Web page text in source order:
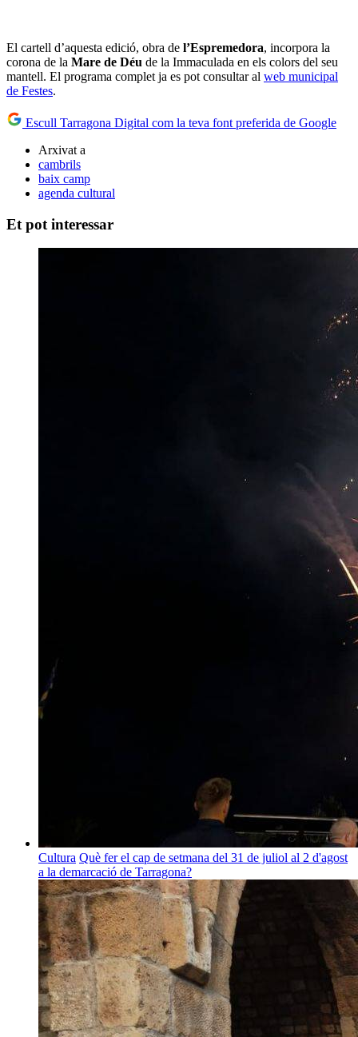
El cartell d’aquesta edició, obra de l’Espremedora, incorpora la
corona de la Mare de Déu de la Immaculada en els colors del seu
mantell. El programa complet ja es pot consultar al web municipal
de Festes.
Escull Tarragona Digital com la teva font preferida de Google
Arxivat a
cambrils
baix camp
agenda cultural
Et pot interessar
Cultura Què fer el cap de setmana del 31 de juliol al 2 d'agost
a la demarcació de Tarragona?